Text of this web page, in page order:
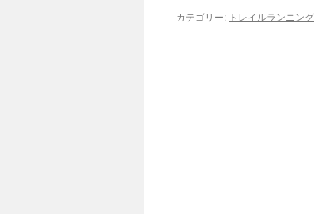
カテゴリー: トレイルランニング